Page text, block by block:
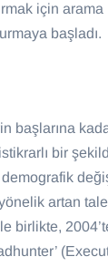
için arama
başladı.
başlarına
bir
demografik
artan
birlikte,